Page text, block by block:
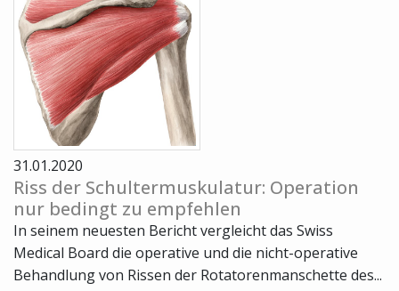
31.01.2020
Riss der Schultermuskulatur: Operation
nur bedingt zu empfehlen
In seinem neuesten Bericht vergleicht das Swiss
Medical Board die operative und die nicht-operative
Behandlung von Rissen der Rotatorenmanschette des...